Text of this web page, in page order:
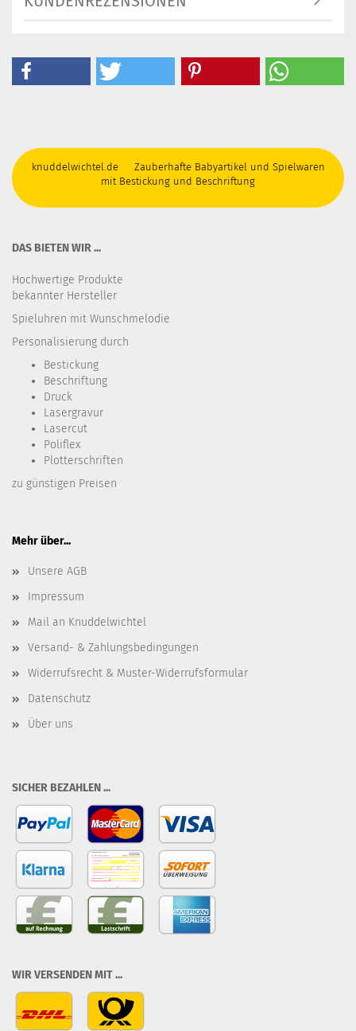
knuddelwichtel.de Zauberhafte Babyartikel und Spielwaren
mit Bestickung und Beschriftung
DAS BIETEN WIR ...
Hochwertige Produkte
bekannter Hersteller
Spieluhren mit Wunschmelodie
Personalisierung durch
Bestickung​
Beschriftung
Druck
Lasergravur
Lasercut
Poliflex
Plotterschriften
zu günstigen Preisen
Mehr über...
Unsere AGB
Impressum
Mail an Knuddelwichtel
Versand- & Zahlungsbedingungen
Widerrufsrecht & Muster-Widerrufsformular
Datenschutz
Über uns
SICHER BEZAHLEN ...
WIR VERSENDEN MIT ...